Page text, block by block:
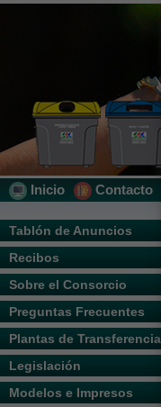
Inicio Contacto
Tablón de Anuncios
Recibos
Sobre el Consorcio
Preguntas Frecuentes
Plantas de Transferencia
Legislación
Modelos e Impresos